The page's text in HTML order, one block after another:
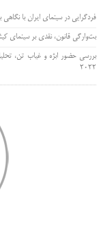
فردگرایی در سینمای ایران با
بت‌وارگی قانون، نقدی بر سینمای
بررسی حضور ابژه و غیاب تن،
۲۰۲۲